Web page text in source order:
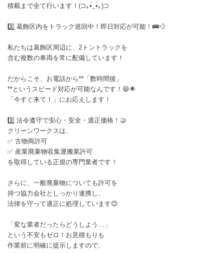
積載まで全て行います！(⁠⊃⁠｡⁠•́⁠‿⁠•̀⁠｡⁠)⁠⊃
​2️⃣ 葛飾区内をトラック巡回中！即日対応が可能！🚌💨
​私たちは葛飾区周辺に、2トントラックを
含む複数の車両を常に配備しています！
だからこそ、お電話から**「数時間後」
**というスピード対応が可能なんです！😆🌟
「今すぐ来て！」にお応えします！
​3️⃣ 法令遵守で安心・安全・適正価格！🤝
​クリーンワークスは、
✅ 古物商許可
✅ 産業廃棄物収集運搬業許可
を取得している正規の専門業者です！
さらに、一般廃棄物についても許可を
持つ協力会社としっかり連携し、
法律を守って適正に処理しています😊
​「変な業者だったらどうしよう…」
という不安もゼロ！お見積もりも
作業前に明確に提示しますので、